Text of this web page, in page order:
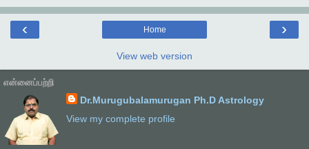
‹ ›
Home
View web version
என்னைப்பற்றி
Dr.Murugubalamurugan Ph.D Astrology
View my complete profile